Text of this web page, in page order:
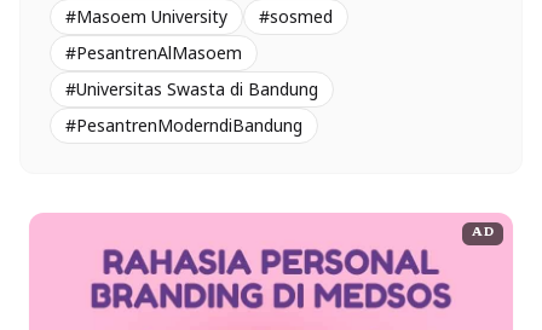
#Masoem University
#sosmed
#PesantrenAlMasoem
#Universitas Swasta di Bandung
#PesantrenModerndiBandung
AD